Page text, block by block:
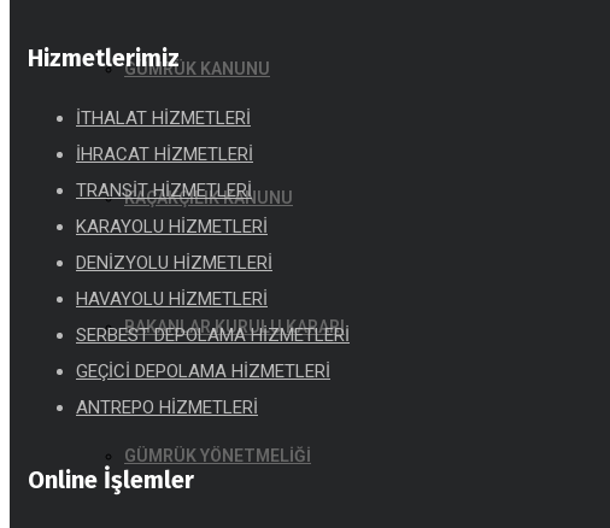
GÜMRÜK KANUNU
KAÇAKÇILIK KANUNU
BAKANLAR KURULU KARARI
GÜMRÜK YÖNETMELİĞİ
Hizmetlerimiz
İTHALAT HİZMETLERİ
İHRACAT HİZMETLERİ
TRANSİT HİZMETLERİ
KARAYOLU HİZMETLERİ
DENİZYOLU HİZMETLERİ
HAVAYOLU HİZMETLERİ
SERBEST DEPOLAMA HİZMETLERİ
GEÇİCİ DEPOLAMA HİZMETLERİ
ANTREPO HİZMETLERİ
Online İşlemler